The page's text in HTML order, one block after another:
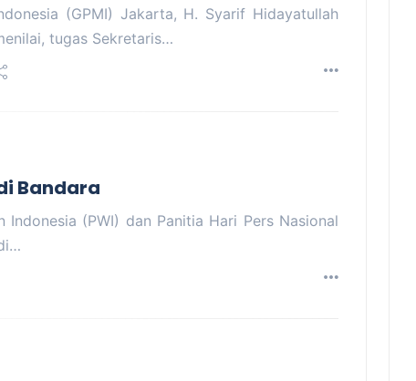
(GPMI) Jakarta, H. Syarif Hidayatullah
tugas Sekretaris…
Bandara
(PWI) dan Panitia Hari Pers Nasional